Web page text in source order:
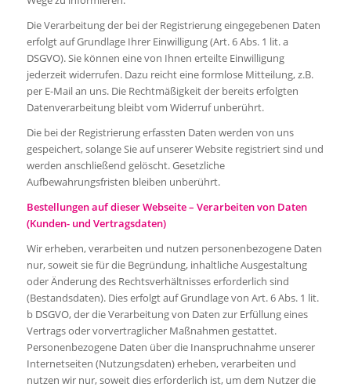
Die Verarbeitung der bei der Registrierung eingegebenen Daten
erfolgt auf Grundlage Ihrer Einwilligung (Art. 6 Abs. 1 lit. a
DSGVO). Sie können eine von Ihnen erteilte Einwilligung
jederzeit widerrufen. Dazu reicht eine formlose Mitteilung, z.B.
per E-Mail an uns. Die Rechtmäßigkeit der bereits erfolgten
Datenverarbeitung bleibt vom Widerruf unberührt.
Die bei der Registrierung erfassten Daten werden von uns
gespeichert, solange Sie auf unserer Website registriert sind und
werden anschließend gelöscht. Gesetzliche
Aufbewahrungsfristen bleiben unberührt.
Bestellungen auf dieser Webseite – Verarbeiten von Daten
(Kunden- und Vertragsdaten)
Wir erheben, verarbeiten und nutzen personenbezogene Daten
nur, soweit sie für die Begründung, inhaltliche Ausgestaltung
oder Änderung des Rechtsverhältnisses erforderlich sind
(Bestandsdaten). Dies erfolgt auf Grundlage von Art. 6 Abs. 1 lit.
b DSGVO, der die Verarbeitung von Daten zur Erfüllung eines
Vertrags oder vorvertraglicher Maßnahmen gestattet.
Personenbezogene Daten über die Inanspruchnahme unserer
Internetseiten (Nutzungsdaten) erheben, verarbeiten und
nutzen wir nur, soweit dies erforderlich ist, um dem Nutzer die